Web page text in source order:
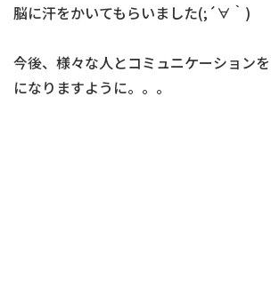
脳に汗をかいてもらいました(;´∀｀)
今後、様々な人とコミュニケーション
になりますように。。。